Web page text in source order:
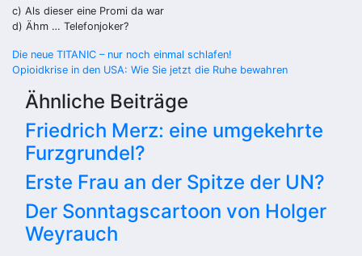
c) Als dieser eine Promi da war
d) Ähm … Telefonjoker?
Beitragsnavigation
Die neue TITANIC – nur noch einmal schlafen!
Opioidkrise in den USA: Wie Sie jetzt die Ruhe bewahren
Ähnliche Beiträge
Friedrich Merz: eine umgekehrte
Furzgrundel?
Erste Frau an der Spitze der UN?
Der Sonntagscartoon von Holger
Weyrauch